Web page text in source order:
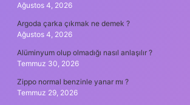
Ağustos 4, 2026
Argoda çarka çıkmak ne demek ?
Ağustos 4, 2026
Alüminyum olup olmadığı nasıl anlaşılır ?
Temmuz 30, 2026
Zippo normal benzinle yanar mı ?
Temmuz 29, 2026